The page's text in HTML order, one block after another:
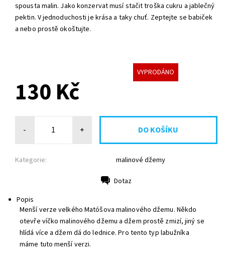
spousta malin. Jako konzervat musí stačit troška cukru a jablečný
pektin. V jednoduchosti je krása a taky chuť. Zeptejte se babiček
a nebo prostě okoštujte.
VYPRODÁNO
130 Kč
- +
Kategorie: malinové džemy
Dotaz
Popis
Menší verze velkého Matóšova malinového džemu. Někdo
otevře víčko malinového džemu a džem prostě zmizí, jiný se
hlídá více a džem dá do lednice. Pro tento typ labužníka
máme tuto menší verzi.